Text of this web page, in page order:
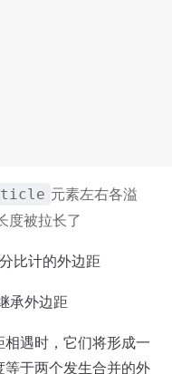
元素左右各溢
度被拉长了
比计的外边距
承外边距
遇时，它们将形成一
于两个发生合并的外